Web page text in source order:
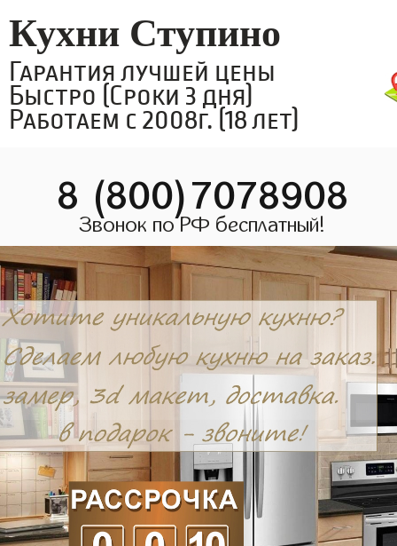
Кухни Ступино
Гарантия лучшей цены
Быстро (Сроки 3 дня)
Работаем с 2008г. (18 лет)
8 (800)7078908
Звонок по РФ бесплатный!